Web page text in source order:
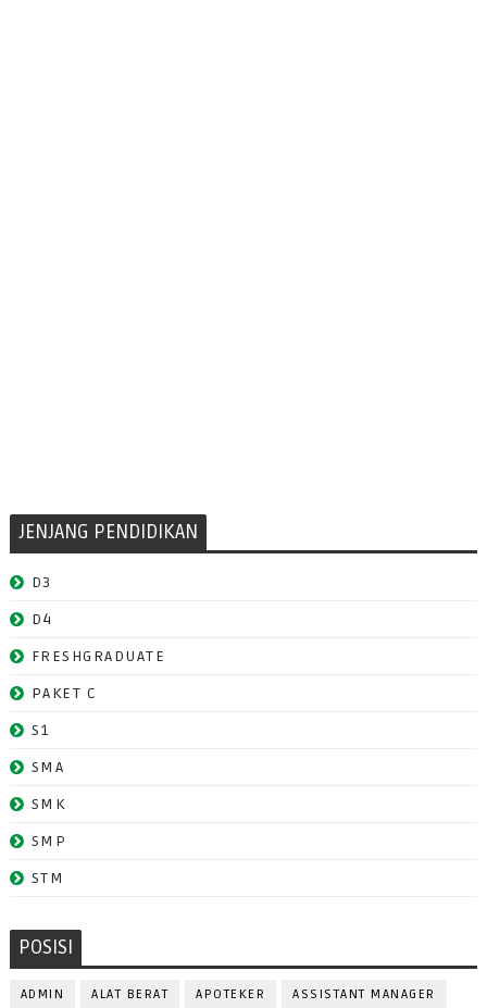
JENJANG PENDIDIKAN
D3
D4
FRESHGRADUATE
PAKET C
S1
SMA
SMK
SMP
STM
POSISI
ADMIN ALAT BERAT APOTEKER ASSISTANT MANAGER